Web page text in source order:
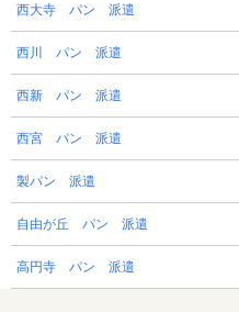
西大寺 パン 派遣
西川 パン 派遣
西新 パン 派遣
西宮 パン 派遣
製パン 派遣
自由が丘 パン 派遣
高円寺 パン 派遣